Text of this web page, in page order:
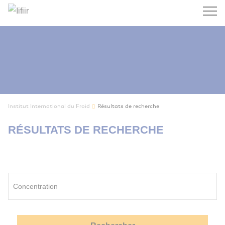
Institut International du Froid Résultats de recherche
RÉSULTATS DE RECHERCHE